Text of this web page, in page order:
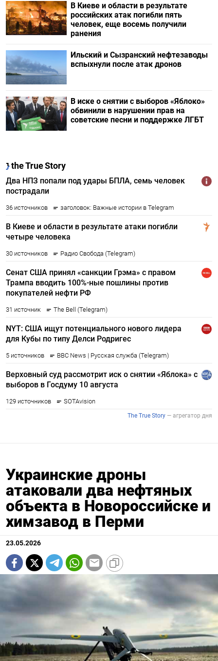
В Киеве и области в результате
российских атак погибли пять
человек, еще восемь получили
ранения
Ильский и Сызранский нефтезаводы
вспыхнули после атак дронов
В иске о снятии с выборов «Яблоко»
обвинили в нарушении прав на
советские песни и поддержке ЛГБТ
Украинские дроны
атаковали два нефтяных
объекта в Новороссийске и
химзавод в Перми
23.05.2026